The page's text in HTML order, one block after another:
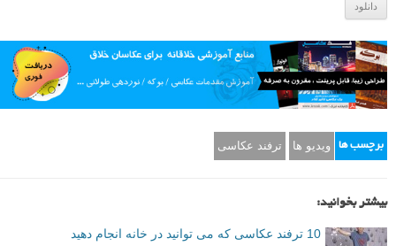
دانلود
برچسب ها ویدیو ها ترفند عکاسی
بیشتر بخوانید:
10 ترفند عکاسی که می توانید در خانه انجام دهید